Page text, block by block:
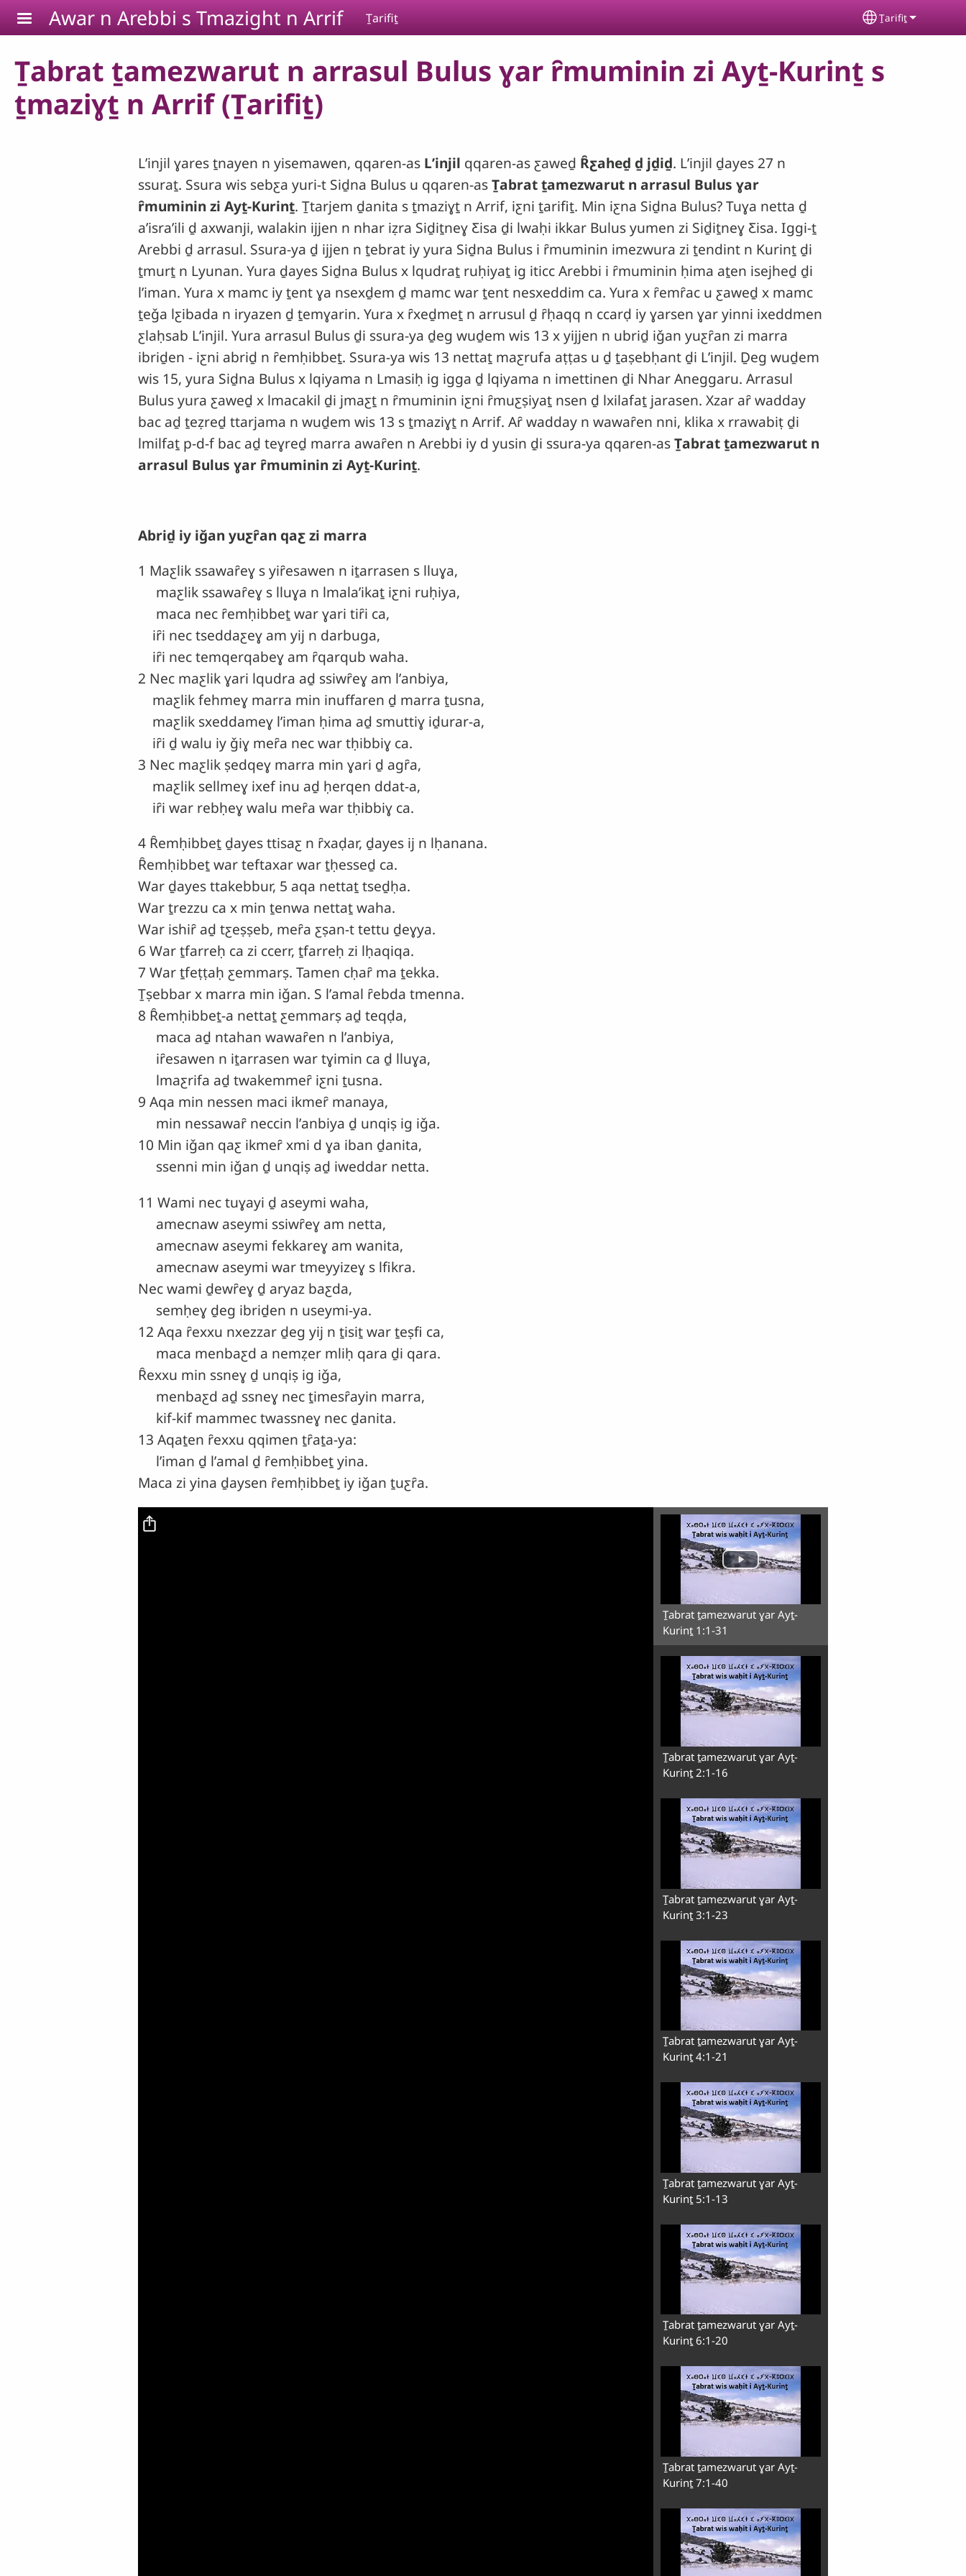
Skip to main content
Awar n Arebbi s Tmazight n Arrif Ṯarifiṯ Select your
Ṯarifiṯ
Ṯabrat ṯamezwarut n arrasul Bulus ɣar ȓmuminin zi Ayṯ-Kurinṯ s
ṯmaziɣṯ n Arrif (Ṯarifiṯ)
Lʼinjil ɣares ṯnayen n yisemawen, qqaren-as Lʼinjil qqaren-as ƹaweḏ Ȓƹaheḏ ḏ jḏiḏ. Lʼinjil ḏayes 27 n
ssuraṯ. Ssura wis sebƹa yuri-t Siḏna Bulus u qqaren-asṮabrat ṯamezwarut n arrasul Bulus ɣar
ȓmuminin zi Ayṯ-Kurinṯ. Ṯtarjem ḏanita s ṯmaziɣṯ n Arrif, iƹni ṯarifiṯ. Min iƹna Siḏna Bulus? Tuɣa netta ḏ
aʼisraʼili ḏ axwanji, walakin ijjen n nhar iẓra Siḏiṯneɣ Ƹisa ḏi lwaḥi ikkar Bulus yumen zi Siḏiṯneɣ Ƹisa. Iggi-ṯ
Arebbi ḏ arrasul. Ssura-ya ḏ ijjen n ṯebrat iy yura Siḏna Bulus i ȓmuminin imezwura zi ṯendint n Kurinṯ ḏi
ṯmurṯ n Lyunan. Yura ḏayes Siḏna Bulus x lqudraṯ ruḥiyaṯ ig iticc Arebbi i ȓmuminin ḥima aṯen isejheḏ ḏi
lʼiman. Yura x mamc iy ṯent ɣa nsexḏem ḏ mamc war ṯent nesxeddim ca. Yura x ȓemȓac u ƹaweḏ x mamc
ṯeǧa lƹibada n iryazen ḏ ṯemɣarin. Yura x ȓxeḏmeṯ n arrusul ḏ ȓḥaqq n ccarḍ iy ɣarsen ɣar yinni ixeddmen
ƹlaḥsab Lʼinjil. Yura arrasul Bulus ḏi ssura-ya ḏeg wuḏem wis 13 x yijjen n ubriḏ iǧan yuƹȓan zi marra
ibriḏen - iƹni abriḏ n ȓemḥibbeṯ. Ssura-ya wis 13 nettaṯ maƹrufa aṭṭas u ḏ ṯaṣebḥant ḏi Lʼinjil. Ḏeg wuḏem
wis 15, yura Siḏna Bulus x lqiyama n Lmasiḥ ig igga ḏ lqiyama n imettinen ḏi Nhar Aneggaru. Arrasul
Bulus yura ƹaweḏ x lmacakil ḏi jmaƹṯ n ȓmuminin iƹni ȓmuƹṣiyaṯ nsen ḏ lxilafaṯ jarasen. Xzar aȓ wadday
bac aḏ ṯeẓreḏ ttarjama n wuḏem wis 13 s ṯmaziɣṯ n Arrif. Aȓ wadday n wawaȓen nni, klika x rrawabiṭ ḏi
lmilfaṯ p-d-f bac aḏ teɣreḏ marra awaȓen n Arebbi iy d yusin ḏi ssura-ya qqaren-asṮabrat ṯamezwarut n
arrasul Bulus ɣar ȓmuminin zi Ayṯ-Kurinṯ.
Abriḏ iy iǧan yuƹȓan qaƹ zi marra
1 Maƹlik ssawaȓeɣ s yiȓesawen n iṯarrasen s lluɣa,
maƹlik ssawaȓeɣ s lluɣa n lmalaʼikaṯ iƹni ruḥiya,
maca nec ȓemḥibbeṯ war ɣari tiȓi ca,
iȓi nec tseddaƹeɣ am yij n darbuga,
iȓi nec temqerqabeɣ am ȓqarqub waha.
2 Nec maƹlik ɣari lqudra aḏ ssiwȓeɣ am lʼanbiya,
maƹlik fehmeɣ marra min inuffaren ḏ marra ṯusna,
maƹlik sxeddameɣ lʼiman ḥima aḏ smuttiɣ iḏurar-a,
iȓi ḏ walu iy ǧiɣ meȓa nec war tḥibbiɣ ca.
3 Nec maƹlik ṣedqeɣ marra min ɣari ḏ agȓa,
maƹlik sellmeɣ ixef inu aḏ ḥerqen ddat-a,
iȓi war rebḥeɣ walu meȓa war tḥibbiɣ ca.
4 Ȓemḥibbeṯ ḏayes ttisaƹ n ȓxaḍar, ḏayes ij n lḥanana.
Ȓemḥibbeṯ war teftaxar war ṯḥesseḏ ca.
War ḏayes ttakebbur, 5 aqa nettaṯ tseḏḥa.
War ṯrezzu ca x min ṯenwa nettaṯ waha.
War ishiȓ aḏ tƹeṣṣeb, meȓa ƹṣan-t tettu ḏeɣya.
6 War ṯfarreḥ ca zi ccerr, ṯfarreḥ zi lḥaqiqa.
7 War ṯfeṭṭaḥ ƹemmarṣ. Tamen cḥaȓ ma ṯekka.
Ṯṣebbar x marra min iǧan. S lʼamal ȓebda tmenna.
8 Ȓemḥibbeṯ-a nettaṯ ƹemmarṣ aḏ teqḍa,
maca aḏ ntahan wawaȓen n lʼanbiya,
iȓesawen n iṯarrasen war tɣimin ca ḏ lluɣa,
lmaƹrifa aḏ twakemmeȓ iƹni ṯusna.
9 Aqa min nessen maci ikmeȓ manaya,
min nessawaȓ neccin lʼanbiya ḏ unqiṣ ig iǧa.
10 Min iǧan qaƹ ikmeȓ xmi d ɣa iban ḏanita,
ssenni min iǧan ḏ unqiṣ aḏ iweddar netta.
11 Wami nec tuɣayi ḏ aseymi waha,
amecnaw aseymi ssiwȓeɣ am netta,
amecnaw aseymi fekkareɣ am wanita,
amecnaw aseymi war tmeyyizeɣ s lfikra.
Nec wami ḏewȓeɣ ḏ aryaz baƹda,
semḥeɣ ḏeg ibriḏen n useymi-ya.
12 Aqa ȓexxu nxezzar ḏeg yij n ṯisiṯ war ṯeṣfi ca,
maca menbaƹd a nemẓer mliḥ qara ḏi qara.
Ȓexxu min ssneɣ ḏ unqiṣ ig iǧa,
menbaƹd aḏ ssneɣ nec ṯimesȓayin marra,
kif-kif mammec twassneɣ nec ḏanita.
13 Aqaṯen ȓexxu qqimen ṯȓaṯa-ya:
lʼiman ḏ lʼamal ḏ ȓemḥibbeṯ yina.
Maca zi yina ḏaysen ȓemḥibbeṯ iy iǧan ṯuƹȓa.
Ṯabrat ṯamezwarut ɣar Ayṯ-
Kurinṯ 1:1-31
Ṯabrat ṯamezwarut ɣar Ayṯ-
Kurinṯ 2:1-16
Ṯabrat ṯamezwarut ɣar Ayṯ-
Kurinṯ 3:1-23
Ṯabrat ṯamezwarut ɣar Ayṯ-
Kurinṯ 4:1-21
Ṯabrat ṯamezwarut ɣar Ayṯ-
Kurinṯ 5:1-13
Ṯabrat ṯamezwarut ɣar Ayṯ-
Kurinṯ 6:1-20
Ṯabrat ṯamezwarut ɣar Ayṯ-
Kurinṯ 7:1-40